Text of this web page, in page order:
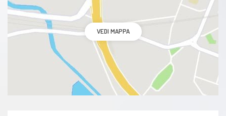
Sindrome di Ménière
Barotraumatismo
Otite esterna
VEDI MAPPA